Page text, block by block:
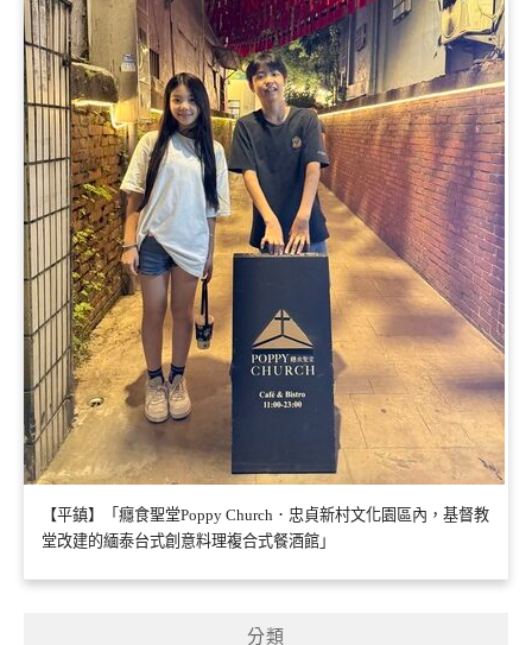
【平鎮】「癮食聖堂Poppy Church．忠貞新村文化園區內，基督教
堂改建的緬泰台式創意料理複合式餐酒館」
分類